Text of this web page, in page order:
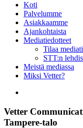
Koti
Palvelumme
Asiakkaamme
Ajankohtaista
Mediatiedotteet
Tilaa
STT:n
Meistä mediassa
Miksi Vetter?
Image
Vetter
Tampere-talo